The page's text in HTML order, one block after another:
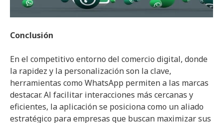
Conclusión
En el competitivo entorno del comercio digital, donde
la rapidez y la personalización son la clave,
herramientas como WhatsApp permiten a las marcas
destacar. Al facilitar interacciones más cercanas y
eficientes, la aplicación se posiciona como un aliado
estratégico para empresas que buscan maximizar sus